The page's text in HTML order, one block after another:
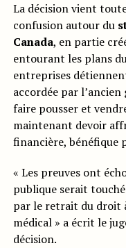
La décision vient
confusion autour du
Canada, en partie
entourant les plans
entreprises
accordée par
faire pousser et
maintenant devoir
financière, bénéfique
« Les preuves ont
publique serait
par le retrait du droit
médical » a écrit le
décision.